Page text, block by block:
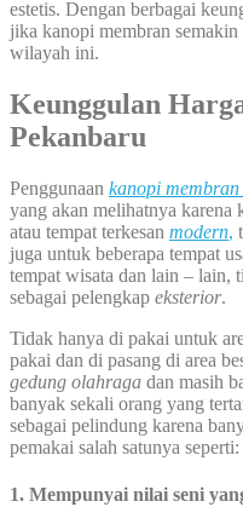
estetis. Dengan berbagai
jika kanopi membran
wilayah ini.
Keunggulan
Pekanbaru
Penggunaan kanopi membran
yang akan melihatnya karena
atau tempat terkesan modern,
juga untuk beberapa tempat
tempat wisata dan lain – lain,
sebagai pelengkap eksterior.
Tidak hanya di pakai untuk
pakai dan di pasang di area
gedung olahraga dan masih
banyak sekali orang yang
sebagai pelindung karena
pemakai salah satunya seperti:
1. Mempunyai nilai seni